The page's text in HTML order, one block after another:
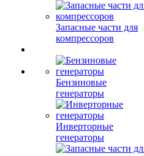
Запасные части для
компрессоров
Бензиновые
генераторы
Инверторные
генераторы